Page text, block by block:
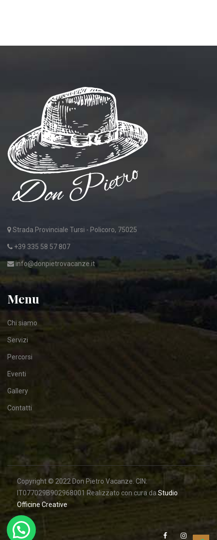
Strada Provinciale Tursi - Policoro, 75025
+39 335 58 57 807
info@donpietrovacanze.it
Menu
Chi siamo
Servizi
Percorsi
Eventi
Gallery
Contatti
Copyright © 2022 Don Pietro Vacanze. CIN:
IT077029B902968001 Realizzato con cura daStudio
Officine Creative